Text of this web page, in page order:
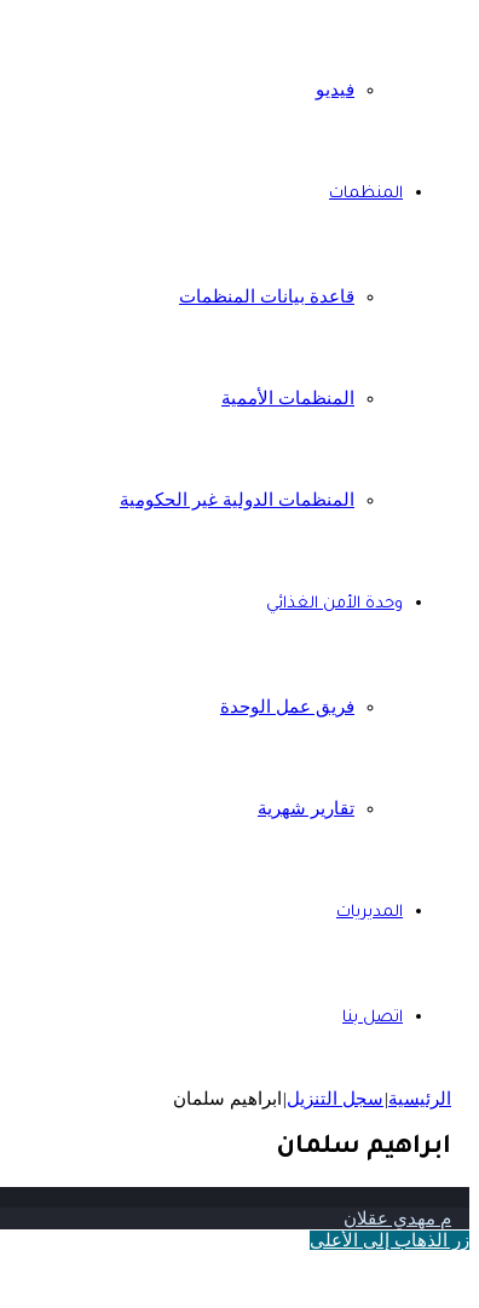
فيديو
المنظمات
قاعدة بيانات المنظمات
المنظمات الأممية
المنظمات الدولية غير الحكومية
وحدة الأمن الغذائي
فريق عمل الوحدة
تقارير شهرية
المديريات
اتصل بنا
الرئيسية|سجل التنزيل| ابراهيم سلمان
ابراهيم سلمان
م مهدي عقلان
زر الذهاب إلى الأعلى